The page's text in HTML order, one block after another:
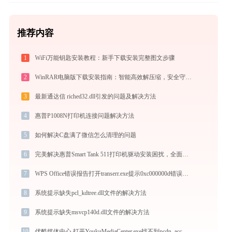
推荐内容
1 WiFi万能钥匙安装教程：新手下载安装完整图文步骤
2 WinRAR电脑版下载安装指南：智能高效解压缩，安全守护文件传输与归档
3 最新通达信 riched32.dll引发的问题及解决方法
4 惠普P1008N打印机连接问题解决方法
5 如何解决C盘满了微信怎么清理的问题
6 完美解决惠普Smart Tank 511打印机驱动安装困扰，全面下载安装教程
7 WPS Office错误报告打开transerr.exe提示0xc000000d错误码怎么办
8 系统提示缺失pcl_kdtree.dll文件的解决方法
9 系统提示缺失msvcp140d.dll文件的解决方法